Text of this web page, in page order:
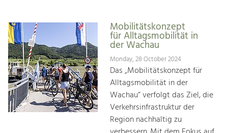
Mobilitätskonzept
für Alltagsmobilität in
der Wachau
Monday, 28 October 2024
Das „Mobilitätskonzept für
Alltagsmobilität in der
Wachau“ verfolgt das Ziel, die
Verkehrsinfrastruktur der
Region nachhaltig zu